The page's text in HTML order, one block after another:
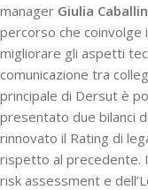
manager Giulia
percorso che
migliorare gli aspetti
comunicazione tra
principale di Dersut è
presentato due bilanci
rinnovato il Rating di
rispetto al precedente.
risk assessment e